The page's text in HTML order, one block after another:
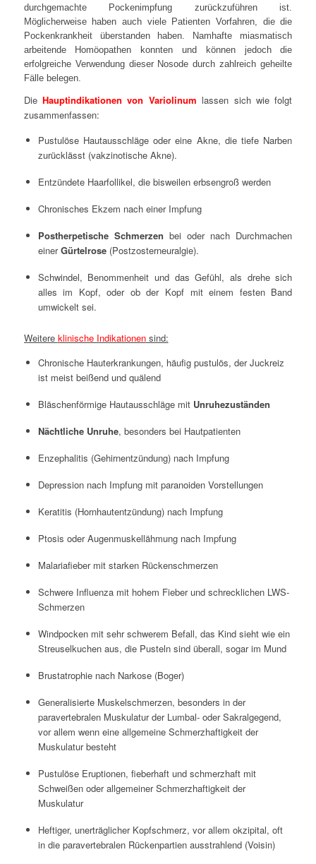
durchgemachte Pockenimpfung zurückzuführen ist.
Möglicherweise haben auch viele Patienten Vorfahren, die die
Pockenkrankheit überstanden haben. Namhafte miasmatisch
arbeitende Homöopathen konnten und können jedoch die
erfolgreiche Verwendung dieser Nosode durch zahlreich geheilte
Fälle belegen.
Die Hauptindikationen von Variolinum lassen sich wie folgt
zusammenfassen:
Pustulöse Hautausschläge oder eine Akne, die tiefe Narben
zurücklässt (vakzinotische Akne).
Entzündete Haarfollikel, die bisweilen erbsengroß werden
Chronisches Ekzem nach einer Impfung
Postherpetische Schmerzen bei oder nach Durchmachen
einerGürtelrose(Postzosterneuralgie).
Schwindel, Benommenheit und das Gefühl, als drehe sich
alles im Kopf, oder ob der Kopf mit einem festen Band
umwickelt sei.
Weitere klinische Indikationensind:
Chronische Hauterkrankungen, häufig pustulös, der Juckreiz
ist meist beißend und quälend
Bläschenförmige Hautausschläge mit Unruhezuständen
Nächtliche Unruhe, besonders bei Hautpatienten
Enzephalitis (Gehirnentzündung) nach Impfung
Depression nach Impfung mit paranoiden Vorstellungen
Keratitis (Hornhautentzündung) nach Impfung
Ptosis oder Augenmuskellähmung nach Impfung
Malariafieber mit starken Rückenschmerzen
Schwere Influenza mit hohem Fieber und schrecklichen LWS-
Schmerzen
Windpocken mit sehr schwerem Befall, das Kind sieht wie ein
Streuselkuchen aus, die Pusteln sind überall, sogar im Mund
Brustatrophie nach Narkose (Boger)
Generalisierte Muskelschmerzen, besonders in der
paravertebralen Muskulatur der Lumbal- oder Sakralgegend,
vor allem wenn eine allgemeine Schmerzhaftigkeit der
Muskulatur besteht
Pustulöse Eruptionen, fieberhaft und schmerzhaft mit
Schweißen oder allgemeiner Schmerzhaftigkeit der
Muskulatur
Heftiger, unerträglicher Kopfschmerz, vor allem okzipital, oft
in die paravertebralen Rückenpartien ausstrahlend (Voisin)